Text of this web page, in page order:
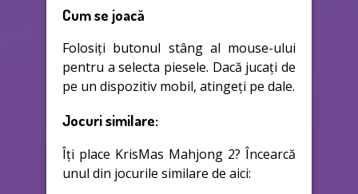
Cum se joacă
Folosiți butonul stâng al mouse-ului
pentru a selecta piesele. Dacă jucați de
pe un dispozitiv mobil, atingeți pe dale.
Jocuri similare:
Îți place KrisMas Mahjong 2? Încearcă
unul din jocurile similare de aici: